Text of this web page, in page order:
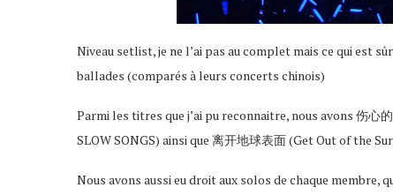
Niveau setlist, je ne l’ai pas au complet mais ce qui est
ballades (comparés à leurs concerts chinois)
Parmi les titres que j’ai pu reconnaitre, nous avons 伤心
SLOW SONGS) ainsi que 离开地球表面 (Get Out of the
Nous avons aussi eu droit aux solos de chaque membre,